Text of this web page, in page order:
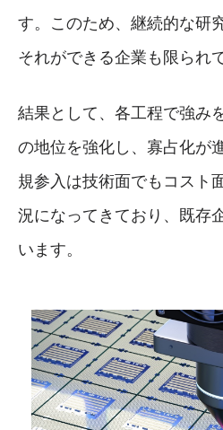
す。このため、継続的な研
それができる企業も限られ
結果として、各工程で強み
の地位を強化し、寡占化が
規参入は技術面でもコスト
況になってきており、既存
います。